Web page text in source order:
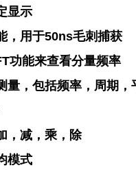
显示
，用于50ns毛刺捕获
功能来查看分量频率
量，包括频率，周期，
，减，乘，除
模式